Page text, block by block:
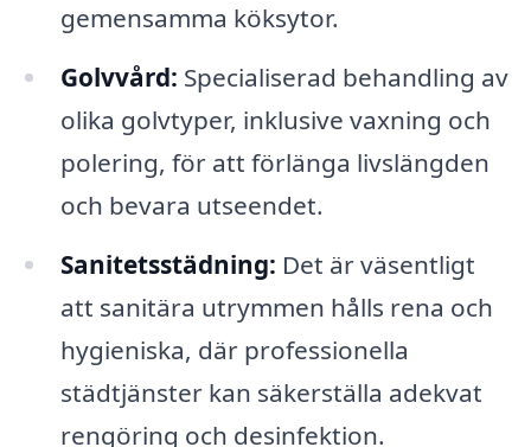
gemensamma köksytor.
Golvvård: Specialiserad behandling av
olika golvtyper, inklusive vaxning och
polering, för att förlänga livslängden
och bevara utseendet.
Sanitetsstädning: Det är väsentligt
att sanitära utrymmen hålls rena och
hygieniska, där professionella
städtjänster kan säkerställa adekvat
rengöring och desinfektion.